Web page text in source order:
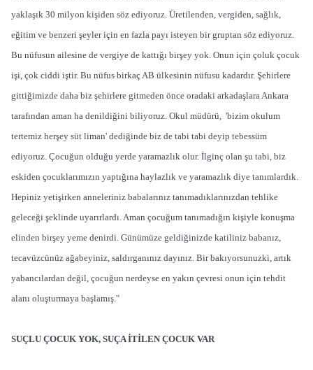
yaklaşık 30 milyon kişiden söz ediyoruz. Üretilenden, vergiden, sağlık,
eğitim ve benzeri şeyler için en fazla payı isteyen bir gruptan söz ediyoruz.
Bu nüfusun ailesine de vergiye de kattığı birşey yok. Onun için çoluk çocuk
işi, çok ciddi iştir. Bu nüfus birkaç AB ülkesinin nüfusu kadardır. Şehirlere
gittiğimizde daha biz şehirlere gitmeden önce oradaki arkadaşlara Ankara
tarafından aman ha denildiğini biliyoruz. Okul müdürü, 'bizim okulum
tertemiz herşey süt liman' dediğinde biz de tabi tabi deyip tebessüm
ediyoruz. Çocuğun olduğu yerde yaramazlık olur. İlginç olan şu tabi, biz
eskiden çocuklarımızın yaptığına haylazlık ve yaramazlık diye tanımlardık.
Hepiniz yetişirken anneleriniz babalarınız tanımadıklarınızdan tehlike
geleceği şeklinde uyarırlardı. Aman çocuğum tanımadığın kişiyle konuşma
elinden birşey yeme denirdi. Günümüze geldiğinizde katiliniz babanız,
tecavüzcünüz ağabeyiniz, saldırganınız dayınız. Bir bakıyorsunuzki, artık
yabancılardan değil, çocuğun nerdeyse en yakın çevresi onun için tehdit
alanı oluşturmaya başlamış."
SUÇLU ÇOCUK YOK, SUÇA İTİLEN ÇOCUK VAR